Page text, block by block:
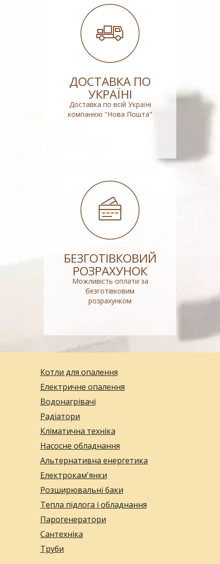
ДОСТАВКА ПО
УКРАЇНІ
Доставка по всій Україні
компанією "Нова Пошта"
БЕЗГОТІВКОВИЙ
РОЗРАХУНОК
Можливість оплати за
безготівковим
розрахунком
Котли для опалення
Електричне опалення
Водонагрівачі
Радіатори
Кліматична техніка
Насосне обладнання
Альтернативна енергетика
Електрокам'янки
Розширювальні баки
Тепла підлога і обладнання
Парогенератори
Сантехніка
Труби